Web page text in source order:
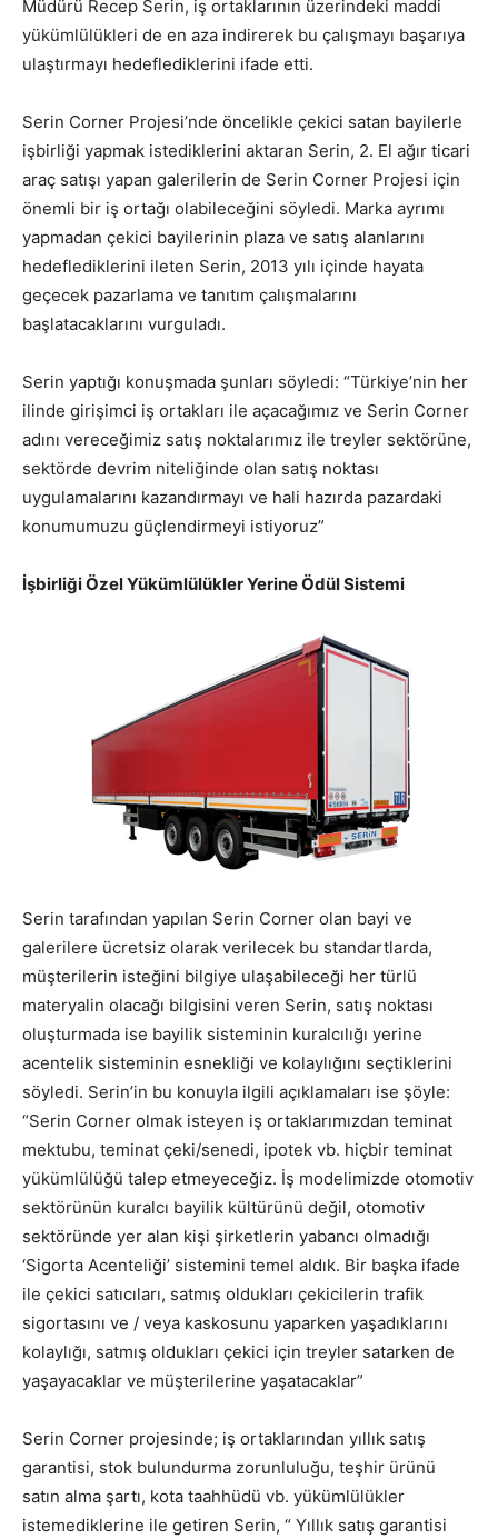
Müdürü Recep Serin, iş ortaklarının üzerindeki maddi
yükümlülükleri de en aza indirerek bu çalışmayı başarıya
ulaştırmayı hedeflediklerini ifade etti.
Serin Corner Projesi’nde öncelikle çekici satan bayilerle
işbirliği yapmak istediklerini aktaran Serin, 2. El ağır ticari
araç satışı yapan galerilerin de Serin Corner Projesi için
önemli bir iş ortağı olabileceğini söyledi. Marka ayrımı
yapmadan çekici bayilerinin plaza ve satış alanlarını
hedeflediklerini ileten Serin, 2013 yılı içinde hayata
geçecek pazarlama ve tanıtım çalışmalarını
başlatacaklarını vurguladı.
Serin yaptığı konuşmada şunları söyledi: “Türkiye’nin her
ilinde girişimci iş ortakları ile açacağımız ve Serin Corner
adını vereceğimiz satış noktalarımız ile treyler sektörüne,
sektörde devrim niteliğinde olan satış noktası
uygulamalarını kazandırmayı ve hali hazırda pazardaki
konumumuzu güçlendirmeyi istiyoruz”
İşbirliği Özel Yükümlülükler Yerine Ödül Sistemi
Serin tarafından yapılan Serin Corner olan bayi ve
galerilere ücretsiz olarak verilecek bu standartlarda,
müşterilerin isteğini bilgiye ulaşabileceği her türlü
materyalin olacağı bilgisini veren Serin, satış noktası
oluşturmada ise bayilik sisteminin kuralcılığı yerine
acentelik sisteminin esnekliği ve kolaylığını seçtiklerini
söyledi. Serin’in bu konuyla ilgili açıklamaları ise şöyle:
“Serin Corner olmak isteyen iş ortaklarımızdan teminat
mektubu, teminat çeki/senedi, ipotek vb. hiçbir teminat
yükümlülüğü talep etmeyeceğiz. İş modelimizde otomotiv
sektörünün kuralcı bayilik kültürünü değil, otomotiv
sektöründe yer alan kişi şirketlerin yabancı olmadığı
‘Sigorta Acenteliği’ sistemini temel aldık. Bir başka ifade
ile çekici satıcıları, satmış oldukları çekicilerin trafik
sigortasını ve / veya kaskosunu yaparken yaşadıklarını
kolaylığı, satmış oldukları çekici için treyler satarken de
yaşayacaklar ve müşterilerine yaşatacaklar”
Serin Corner projesinde; iş ortaklarından yıllık satış
garantisi, stok bulundurma zorunluluğu, teşhir ürünü
satın alma şartı, kota taahhüdü vb. yükümlülükler
istemediklerine ile getiren Serin, “ Yıllık satış garantisi